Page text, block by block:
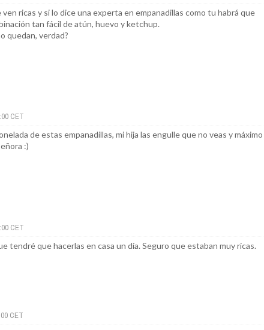
ricas y si lo dice una experta en empanadillas como tu habrá que
tan fácil de atún, huevo y ketchup.
quedan, verdad?
CET
de estas empanadillas, mi hija las engulle que no veas y máximo
:)
CET
tendré que hacerlas en casa un día. Seguro que estaban muy ricas.
CET